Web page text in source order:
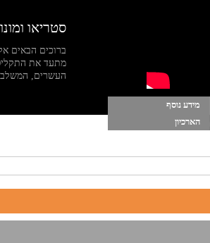
סטריאו ומונו
ברוכים הבאים
מתעד את
העשרים, המשלב
מידע נוסף
הארכיון
|הפעל מוסיקה ברקע